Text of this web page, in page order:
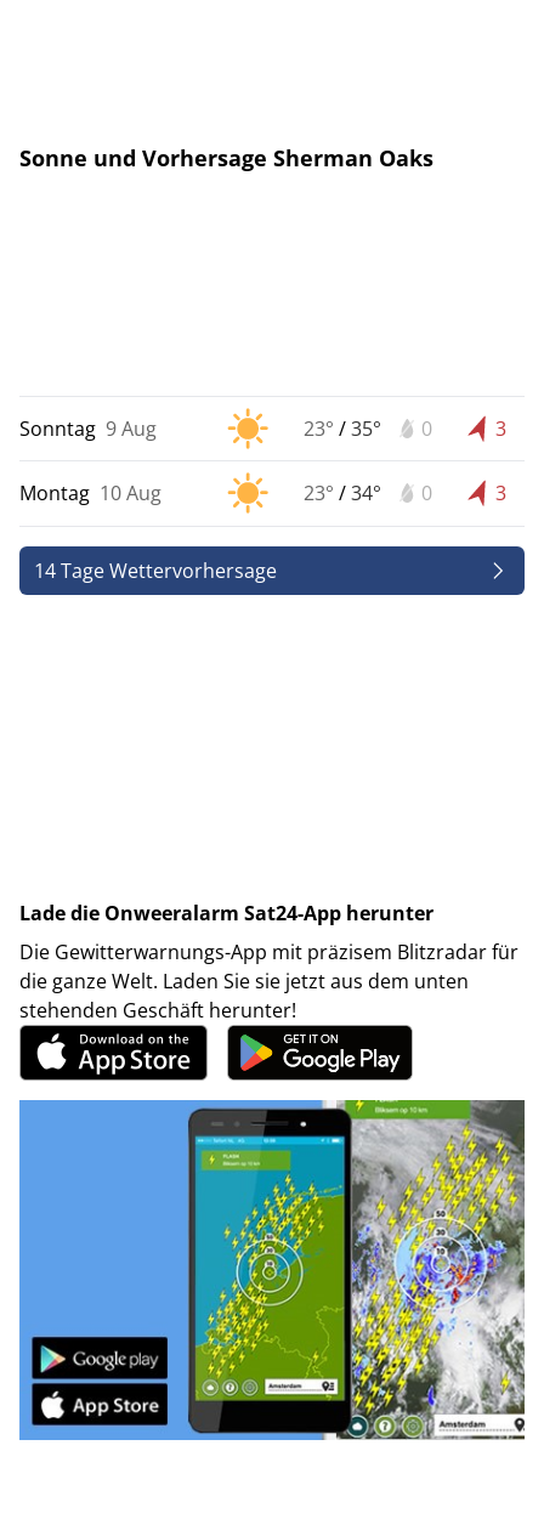
Sonne und Vorhersage Sherman Oaks
Sonntag 9 Aug 23° /35° 0 3
Montag 10 Aug 23° /34° 0 3
14 Tage Wettervorhersage
Lade die Onweeralarm Sat24-App herunter
Die Gewitterwarnungs-App mit präzisem Blitzradar für
die ganze Welt. Laden Sie sie jetzt aus dem unten
stehenden Geschäft herunter!